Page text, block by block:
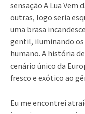
sensação A Lua Vem
outras, logo seria
uma brasa
gentil, iluminando os
humano. A história
cenário único da
fresco e exótico ao
Eu me encontrei